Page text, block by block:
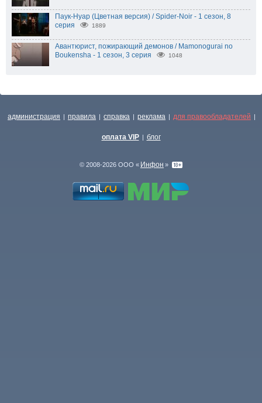
Паук-Нуар (Цветная версия) / Spider-Noir - 1 сезон, 8
серия
1889
Авантюрист, пожирающий демонов / Mamonogurai no
Boukensha - 1 сезон, 3 серия
1048
администрация | правила | справка | реклама | для правообладателей |
оплата VIP | блог
© 2008-2026 ООО « Инфон »